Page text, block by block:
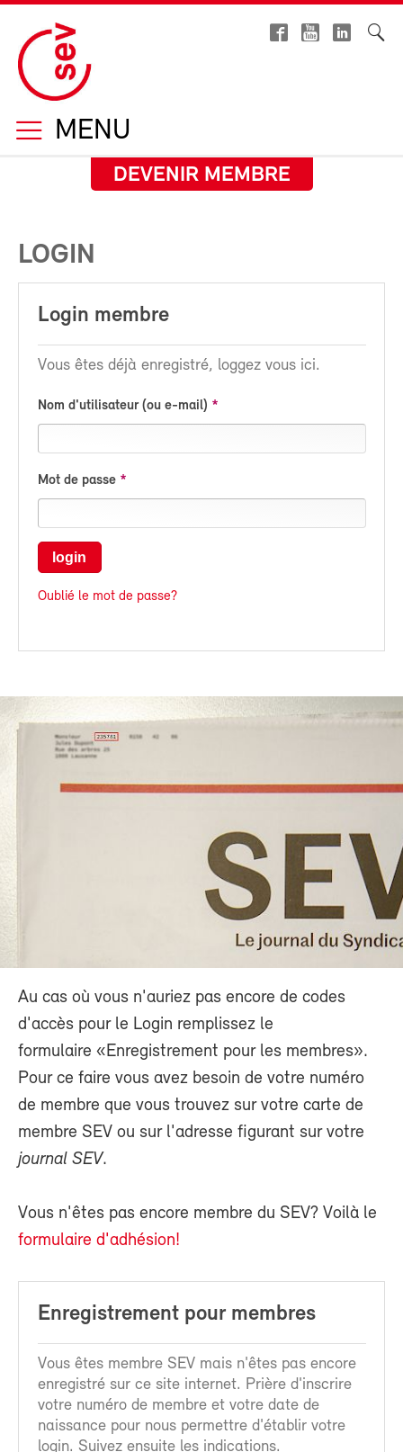
MENU
DEVENIR MEMBRE
LOGIN
Login membre
Vous êtes déjà enregistré, loggez vous ici.
Nom d'utilisateur (ou e-mail)
Mot de passe
login
Oublié le mot de passe?
Au cas où vous n'auriez pas encore de codes
d'accès pour le Login remplissez le
formulaire «Enregistrement pour les membres».
Pour ce faire vous avez besoin de votre numéro
de membre que vous trouvez sur votre carte de
membre SEV ou sur l'adresse figurant sur votre
journal SEV.
Vous n'êtes pas encore membre du SEV? Voilà le
formulaire d'adhésion!
Enregistrement pour membres
Vous êtes membre SEV mais n'êtes pas encore
enregistré sur ce site internet. Prière d'inscrire
votre numéro de membre et votre date de
naissance pour nous permettre d'établir votre
login. Suivez ensuite les indications.